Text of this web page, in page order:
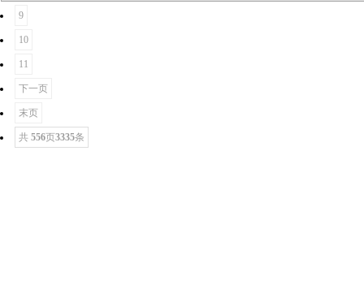
9
10
11
下一页
末页
共 556页3335条